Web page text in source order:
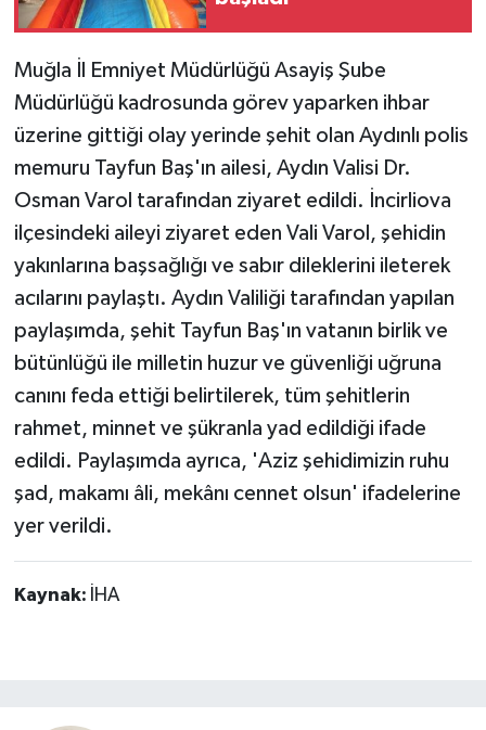
Muğla İl Emniyet Müdürlüğü Asayiş Şube
Müdürlüğü kadrosunda görev yaparken ihbar
üzerine gittiği olay yerinde şehit olan Aydınlı polis
memuru Tayfun Baş'ın ailesi, Aydın Valisi Dr.
Osman Varol tarafından ziyaret edildi. İncirliova
ilçesindeki aileyi ziyaret eden Vali Varol, şehidin
yakınlarına başsağlığı ve sabır dileklerini ileterek
acılarını paylaştı. Aydın Valiliği tarafından yapılan
paylaşımda, şehit Tayfun Baş'ın vatanın birlik ve
bütünlüğü ile milletin huzur ve güvenliği uğruna
canını feda ettiği belirtilerek, tüm şehitlerin
rahmet, minnet ve şükranla yad edildiği ifade
edildi. Paylaşımda ayrıca, 'Aziz şehidimizin ruhu
şad, makamı âli, mekânı cennet olsun' ifadelerine
yer verildi.
Kaynak: İHA